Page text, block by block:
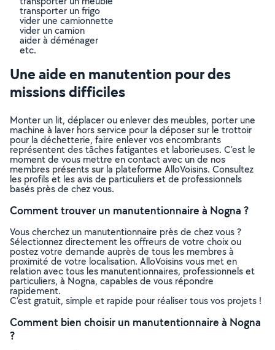
transporter un frigo
vider une camionnette
vider un camion
aider à déménager
etc.
Une aide en manutention pour des
missions difficiles
Monter un lit, déplacer ou enlever des meubles, porter une
machine à laver hors service pour la déposer sur le trottoir
pour la déchetterie, faire enlever vos encombrants
représentent des tâches fatigantes et laborieuses. C’est le
moment de vous mettre en contact avec un de nos
membres présents sur la plateforme AlloVoisins. Consultez
les profils et les avis de particuliers et de professionnels
basés près de chez vous.
Comment trouver un manutentionnaire à Nogna ?
Vous cherchez un manutentionnaire près de chez vous ?
Sélectionnez directement les offreurs de votre choix ou
postez votre demande auprès de tous les membres à
proximité de votre localisation. AlloVoisins vous met en
relation avec tous les manutentionnaires, professionnels et
particuliers, à Nogna, capables de vous répondre
rapidement.
C’est gratuit, simple et rapide pour réaliser tous vos projets !
Comment bien choisir un manutentionnaire à Nogna
?